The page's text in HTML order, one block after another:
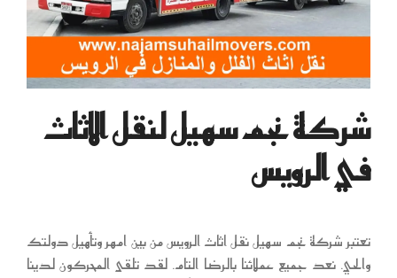
شركة نجم سهيل لنقل الاثاث
في الرويس
تعتبر شركة نجم سهيل نقل اثاث الرويس من بين امهر وتأهيل دولتك
والحي. نعد جميع عملائنا بالرضا التام. لقد تلقى المحركون لدينا